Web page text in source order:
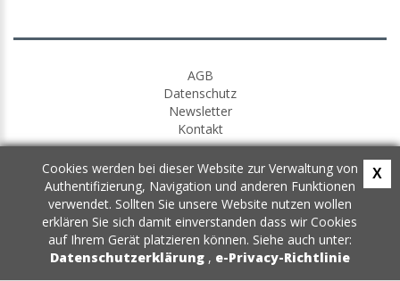
AGB
Datenschutz
Newsletter
Kontakt
Cookies werden bei dieser Website zur Verwaltung von
Authentifizierung, Navigation und anderen Funktionen
verwendet. Sollten Sie unsere Website nutzen wollen
erklären Sie sich damit einverstanden dass wir Cookies
auf Ihrem Gerät platzieren können. Siehe auch unter:
Datenschutzerklärung , e-Privacy-Richtlinie
X